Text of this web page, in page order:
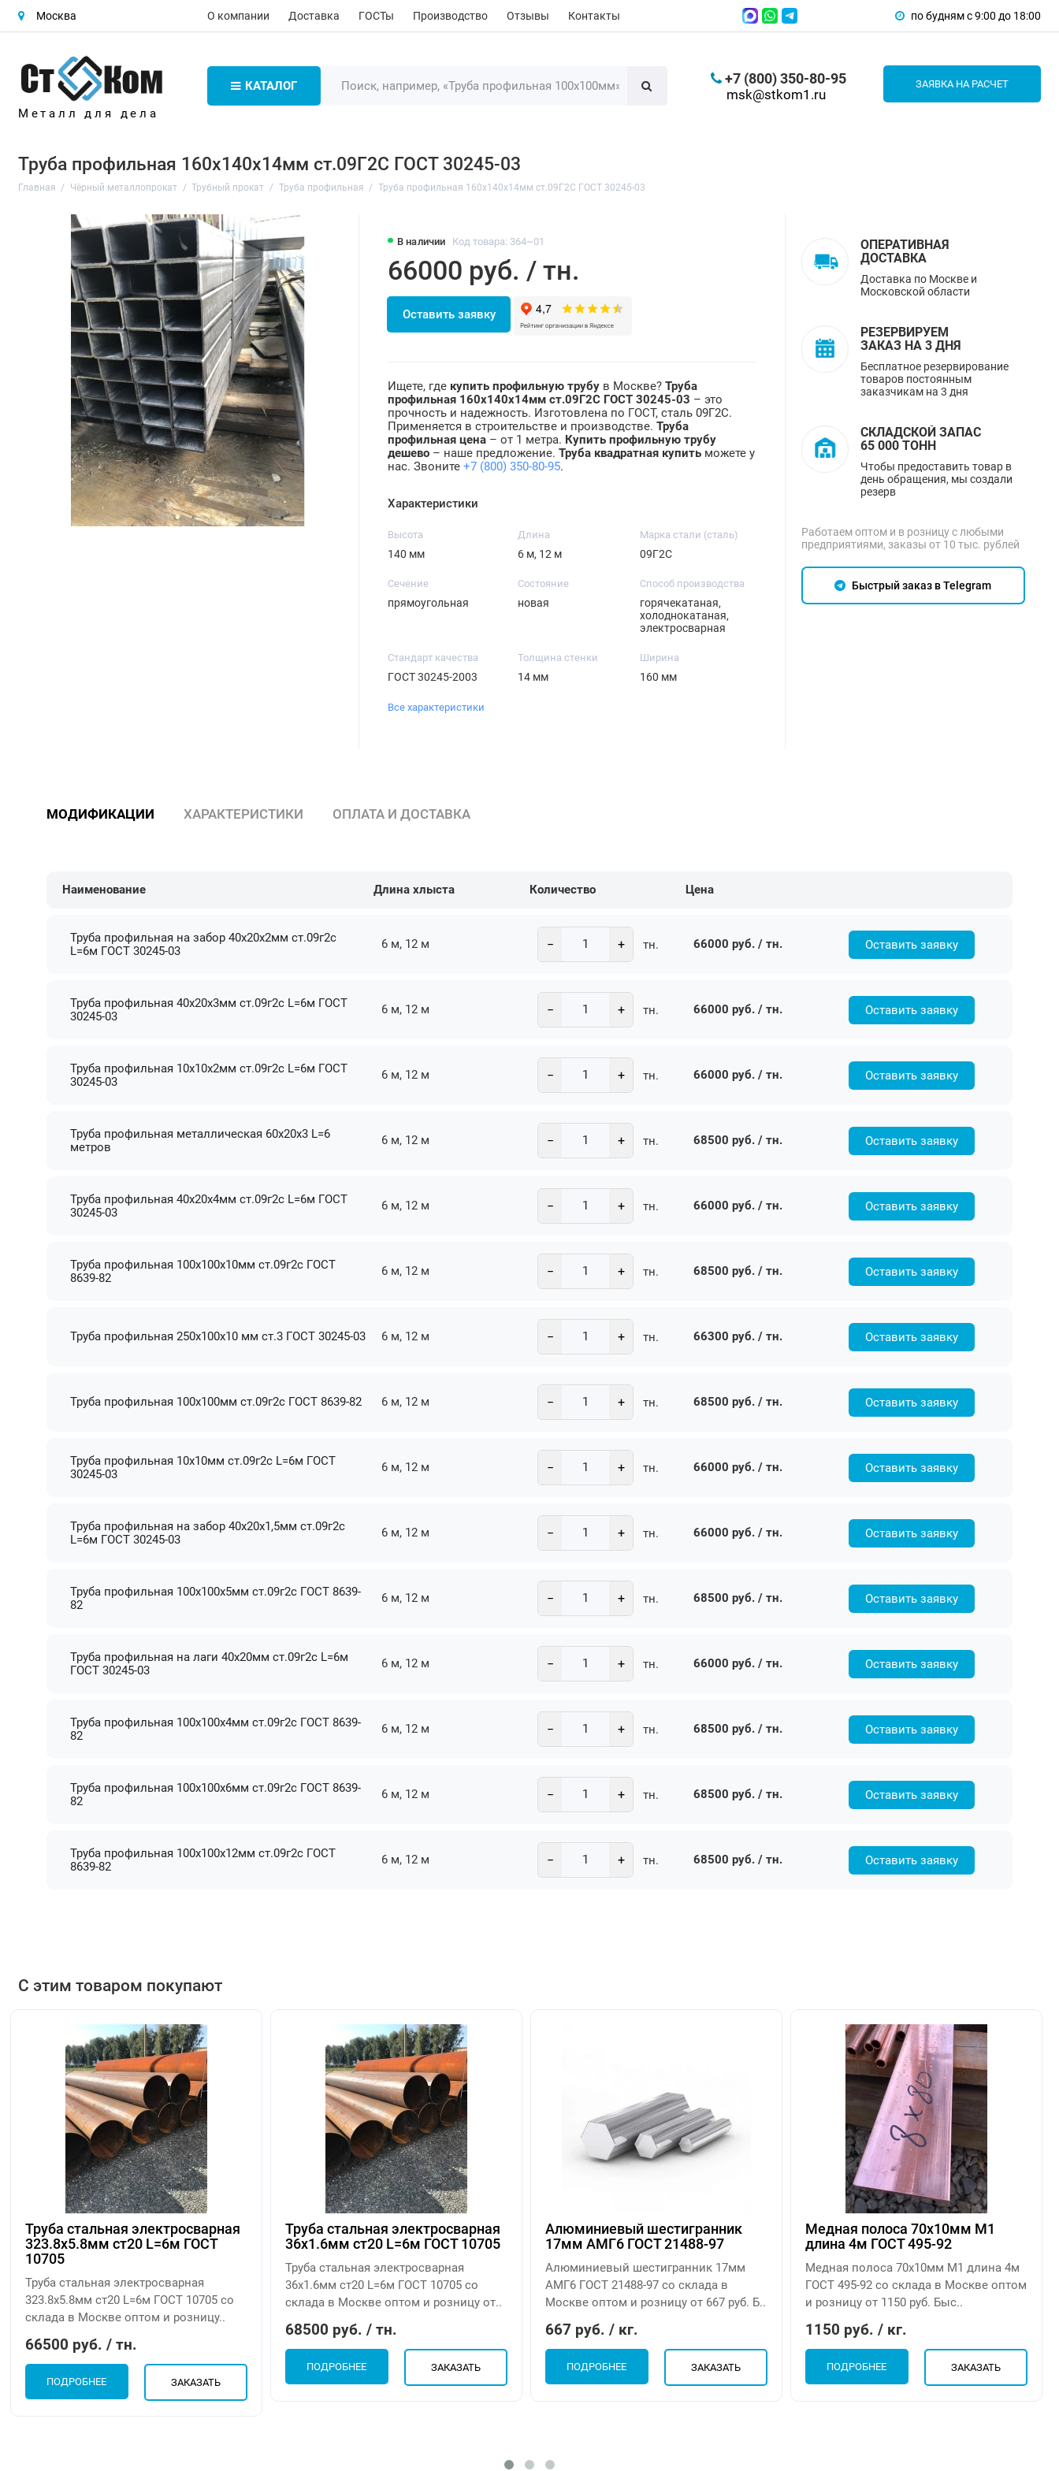
Москва О компании Доставка ГОСТы Производство Отзывы Контакты по будням с 9:00 до 18:00
Металл для дела
КАТАЛОГ +7 (800) 350-80-95
msk@stkom1.ru
ЗАЯВКА НА РАСЧЕТ
Труба профильная 160х140х14мм ст.09Г2С ГОСТ 30245-03
Главная Чёрный металлопрокат Трубный прокат Труба профильная Труба профильная 160х140х14мм ст.09Г2С ГОСТ 30245-03
В наличии Код товара: 364~01
66000 руб. / тн.
Оставить заявку
Ищете, где купить профильную трубу в Москве?Труба
профильная 160х140х14мм ст.09Г2С ГОСТ 30245-03 – это
прочность и надежность. Изготовлена по ГОСТ, сталь 09Г2С.
Применяется в строительстве и производстве.Труба
профильная цена – от 1 метра. Купить профильную трубу
дешево – наше предложение.Труба квадратная купить можете у
нас. Звоните+7 (800) 350-80-95.
Характеристики
Высота
140 мм
Длина
6 м, 12 м
Марка стали (сталь)
09Г2С
Сечение
прямоугольная
Состояние
новая
Способ производства
горячекатаная,
холоднокатаная,
электросварная
Стандарт качества
ГОСТ 30245-2003
Толщина стенки
14 мм
Ширина
160 мм
Все характеристики
ОПЕРАТИВНАЯ
ДОСТАВКА
Доставка по Москве и
Московской области
РЕЗЕРВИРУЕМ
ЗАКАЗ НА 3 ДНЯ
Бесплатное резервирование
товаров постоянным
заказчикам на 3 дня
СКЛАДСКОЙ ЗАПАС
65 000 ТОНН
Чтобы предоставить товар в
день обращения, мы создали
резерв
Работаем оптом и в розницу с любыми
предприятиями, заказы от 10 тыс. рублей
Быстрый заказ в Telegram
МОДИФИКАЦИИ ХАРАКТЕРИСТИКИ ОПЛАТА И ДОСТАВКА
Наименование Длина хлыста Количество Цена
Труба профильная на забор 40х20х2мм ст.09г2с
L=6м ГОСТ 30245-03
6 м, 12 м − + тн. 66000 руб. / тн. Оставить заявку
Труба профильная 40х20х3мм ст.09г2с L=6м ГОСТ
30245-03
6 м, 12 м − + тн. 66000 руб. / тн. Оставить заявку
Труба профильная 10х10х2мм ст.09г2с L=6м ГОСТ
30245-03
6 м, 12 м − + тн. 66000 руб. / тн. Оставить заявку
Труба профильная металлическая 60х20х3 L=6
метров
6 м, 12 м − + тн. 68500 руб. / тн. Оставить заявку
Труба профильная 40х20х4мм ст.09г2с L=6м ГОСТ
30245-03
6 м, 12 м − + тн. 66000 руб. / тн. Оставить заявку
Труба профильная 100х100х10мм ст.09г2с ГОСТ
8639-82
6 м, 12 м − + тн. 68500 руб. / тн. Оставить заявку
Труба профильная 250х100х10 мм ст.3 ГОСТ 30245-03 6 м, 12 м − + тн. 66300 руб. / тн. Оставить заявку
Труба профильная 100х100мм ст.09г2с ГОСТ 8639-82 6 м, 12 м − + тн. 68500 руб. / тн. Оставить заявку
Труба профильная 10х10мм ст.09г2с L=6м ГОСТ
30245-03
6 м, 12 м − + тн. 66000 руб. / тн. Оставить заявку
Труба профильная на забор 40х20х1,5мм ст.09г2с
L=6м ГОСТ 30245-03
6 м, 12 м − + тн. 66000 руб. / тн. Оставить заявку
Труба профильная 100х100х5мм ст.09г2с ГОСТ 8639-
82
6 м, 12 м − + тн. 68500 руб. / тн. Оставить заявку
Труба профильная на лаги 40х20мм ст.09г2с L=6м
ГОСТ 30245-03
6 м, 12 м − + тн. 66000 руб. / тн. Оставить заявку
Труба профильная 100х100х4мм ст.09г2с ГОСТ 8639-
82
6 м, 12 м − + тн. 68500 руб. / тн. Оставить заявку
Труба профильная 100х100х6мм ст.09г2с ГОСТ 8639-
82
6 м, 12 м − + тн. 68500 руб. / тн. Оставить заявку
Труба профильная 100х100х12мм ст.09г2с ГОСТ
8639-82
6 м, 12 м − + тн. 68500 руб. / тн. Оставить заявку
С этим товаром покупают
Труба стальная электросварная
323.8х5.8мм ст20 L=6м ГОСТ
10705
Труба стальная электросварная
323.8х5.8мм ст20 L=6м ГОСТ 10705 со
склада в Москве оптом и розницу..
66500 руб. / тн.
ПОДРОБНЕЕ ЗАКАЗАТЬ
Труба стальная электросварная
36х1.6мм ст20 L=6м ГОСТ 10705
Труба стальная электросварная
36х1.6мм ст20 L=6м ГОСТ 10705 со
склада в Москве оптом и розницу от..
68500 руб. / тн.
ПОДРОБНЕЕ ЗАКАЗАТЬ
Алюминиевый шестигранник
17мм АМГ6 ГОСТ 21488-97
Алюминиевый шестигранник 17мм
АМГ6 ГОСТ 21488-97 со склада в
Москве оптом и розницу от 667 руб. Б..
667 руб. / кг.
ПОДРОБНЕЕ ЗАКАЗАТЬ
Медная полоса 70х10мм М1
длина 4м ГОСТ 495-92
Медная полоса 70х10мм М1 длина 4м
ГОСТ 495-92 со склада в Москве оптом
и розницу от 1150 руб. Быс..
1150 руб. / кг.
ПОДРОБНЕЕ ЗАКАЗАТЬ